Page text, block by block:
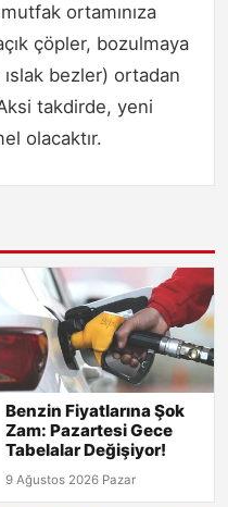
ortamınıza
çöpler, bozulmaya
bezler) ortadan
takdirde, yeni
olacaktır.
Benzin Fiyatlarına Şok
Zam: Pazartesi Gece
Tabelalar Değişiyor!
9 Ağustos 2026 Pazar